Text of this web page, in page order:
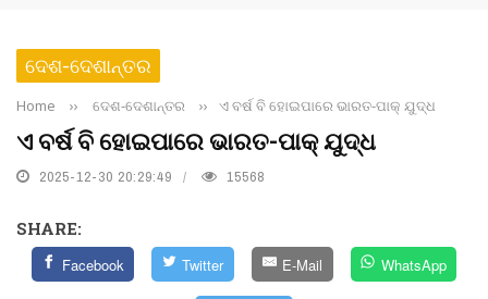
ଦେଶ-ଦେଶାନ୍ତର
Home ›› ଦେଶ-ଦେଶାନ୍ତର ›› ଏ ବର୍ଷ ବି ହୋଇପାରେ ଭାରତ-ପାକ୍ ଯୁଦ୍ଧ
ଏ ବର୍ଷ ବି ହୋଇପାରେ ଭାରତ-ପାକ୍ ଯୁଦ୍ଧ
2025-12-30 20:29:49 15568
SHARE:
Facebook Twitter E-Mail WhatsApp